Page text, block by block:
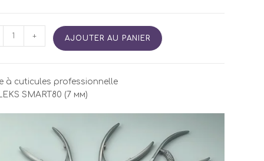
+ AJOUTER AU PANIER
à cuticules professionnelle
SMART80 (7 мм)